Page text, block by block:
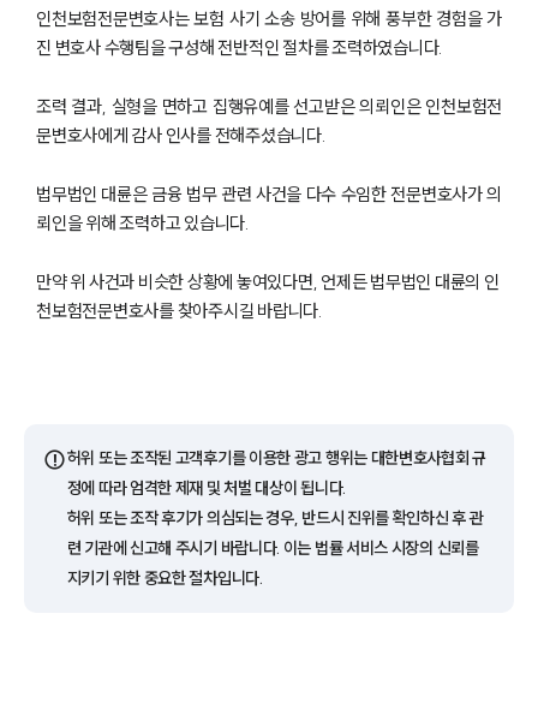
법률지식인
고객후기
업무분야
전체
구성원 소개
금융전문변호사
언론보도
공지사항
법률 블로그
법률서식
뉴스레터/브로슈어
세미나
인천보험전문변호사는 보험 사기 소송 방어를 위해 풍부한 경험을 가
진 변호사 수행팀을 구성해 전반적인 절차를 조력하였습니다.
조력 결과, 실형을 면하고 집행유예를 선고받은 의뢰인은 인천보험전
문변호사에게 감사 인사를 전해주셨습니다.
법무법인 대륜은 금융 법무 관련 사건을 다수 수임한 전문변호사가 의
뢰인을 위해 조력하고 있습니다.
만약 위 사건과 비슷한 상황에 놓여있다면, 언제든 법무법인 대륜의 인
천보험전문변호사를 찾아주시길 바랍니다.
⚠️허위 또는 조작된 고객후기를 이용한 광고 행위는 대한변호사협회 규
정에 따라 엄격한 제재 및 처벌 대상이 됩니다.
허위 또는 조작 후기가 의심되는 경우, 반드시 진위를 확인하신 후 관
련 기관에 신고해 주시기 바랍니다. 이는 법률 서비스 시장의 신뢰를
지키기 위한 중요한 절차입니다.